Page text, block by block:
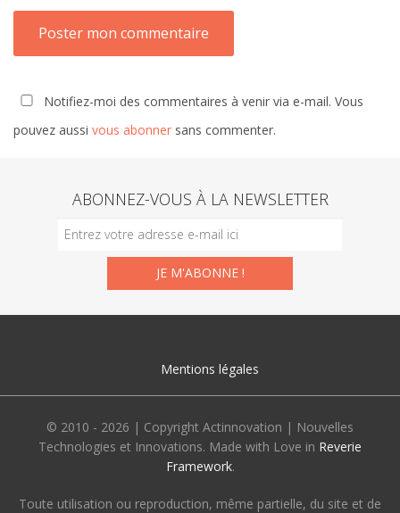
Notifiez-moi des commentaires à venir via e-mail. Vous
pouvez aussi vous abonner sans commenter.
ABONNEZ-VOUS À LA NEWSLETTER
Mentions légales
© 2010 - 2026 | Copyright Actinnovation | Nouvelles
Technologies et Innovations. Made with Love in Reverie
Framework.
Toute utilisation ou reproduction, même partielle, du site et de